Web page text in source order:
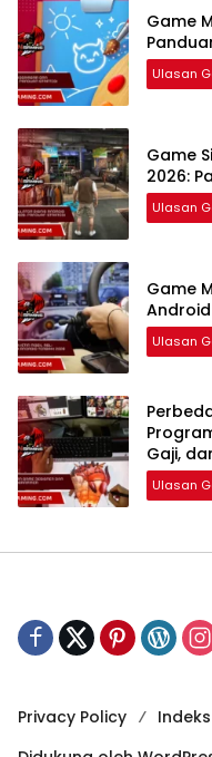
Game
Ulasan
Game
2026:
Ulasan
Game
Ulasan
Gaji,
Ulasan
Privacy Policy